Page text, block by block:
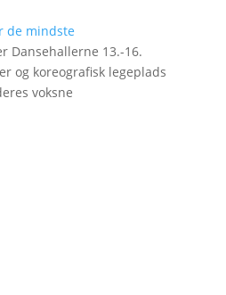
de mindste
Dansehallerne 13.-16.
og koreografisk legeplads
voksne